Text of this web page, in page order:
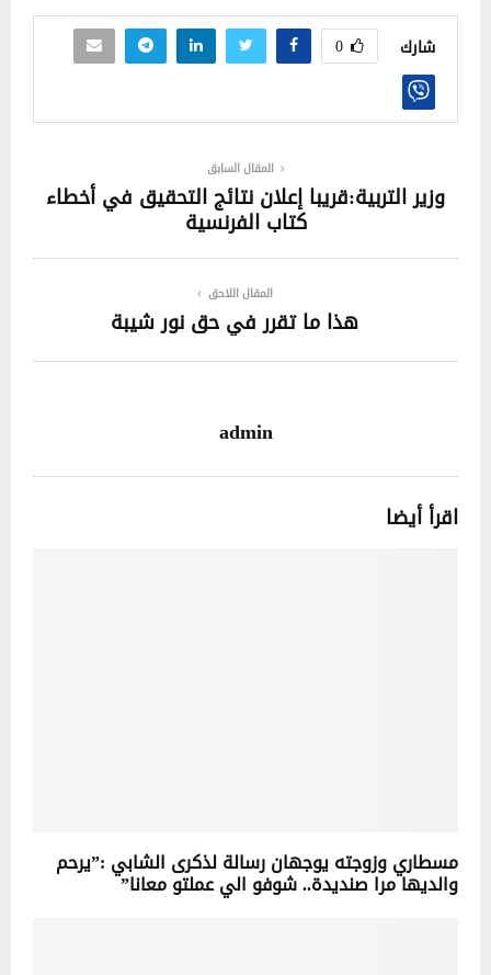
شارك 0
المقال السابق
وزير التربية:قريبا إعلان نتائج التحقيق في أخطاء
كتاب الفرنسية
المقال اللاحق
هذا ما تقرر في حق نور شيبة
admin
اقرأ أيضا
مسطاري وزوجته يوجهان رسالة لذكرى الشابي :”يرحم
والديها مرا صنديدة.. شوفو الي عملتو معانا”